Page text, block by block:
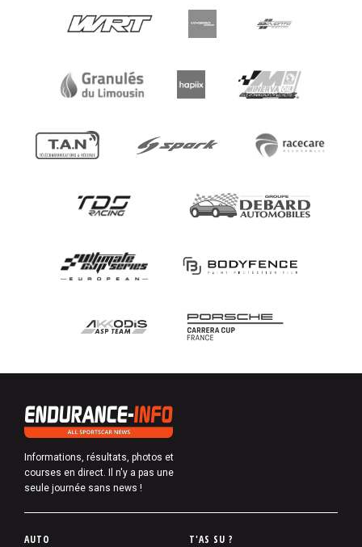
Informations, résultats, photos et
courses en direct. Il n'y a pas une
seule journée sans news !
P
AUTO T'AS SU ?